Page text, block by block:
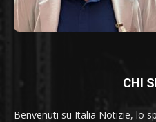
CHI
Benvenuti su Italia Notizie, lo